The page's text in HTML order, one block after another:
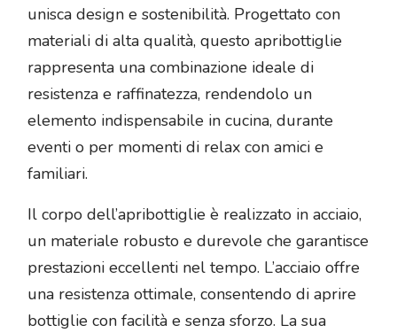
unisca design e sostenibilità. Progettato con
materiali di alta qualità, questo apribottiglie
rappresenta una combinazione ideale di
resistenza e raffinatezza, rendendolo un
elemento indispensabile in cucina, durante
eventi o per momenti di relax con amici e
familiari.
Il corpo dell’apribottiglie è realizzato in acciaio,
un materiale robusto e durevole che garantisce
prestazioni eccellenti nel tempo. L’acciaio offre
una resistenza ottimale, consentendo di aprire
bottiglie con facilità e senza sforzo. La sua